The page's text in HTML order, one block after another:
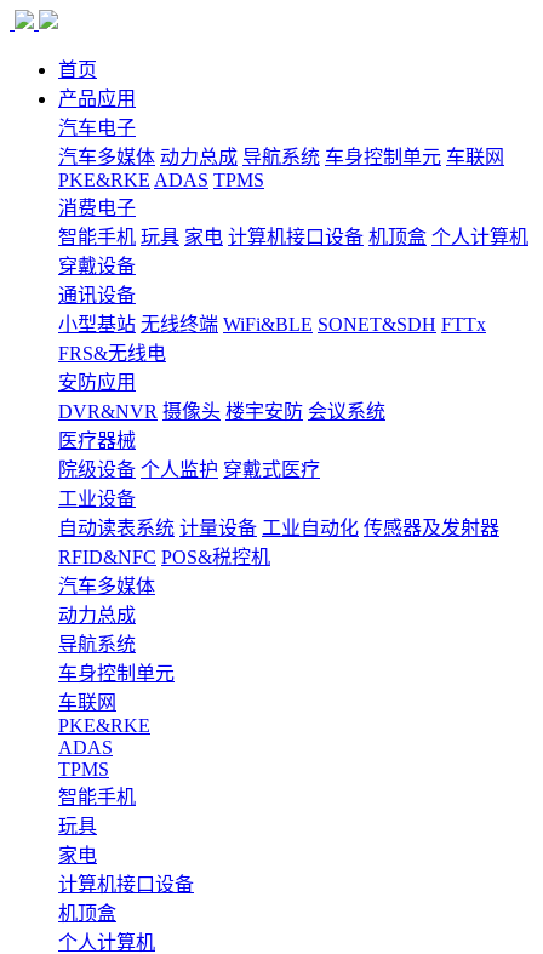
首页
产品应用
汽车电子
汽车多媒体 动力总成 导航系统 车身控制单元 车联网
PKE&RKE ADAS TPMS
消费电子
智能手机 玩具 家电 计算机接口设备 机顶盒 个人计算机
穿戴设备
通讯设备
小型基站 无线终端 WiFi&BLE SONET&SDH FTTx
FRS&无线电
安防应用
DVR&NVR 摄像头 楼宇安防 会议系统
医疗器械
院级设备 个人监护 穿戴式医疗
工业设备
自动读表系统 计量设备 工业自动化 传感器及发射器
RFID&NFC POS&税控机
汽车多媒体
动力总成
导航系统
车身控制单元
车联网
PKE&RKE
ADAS
TPMS
智能手机
玩具
家电
计算机接口设备
机顶盒
个人计算机